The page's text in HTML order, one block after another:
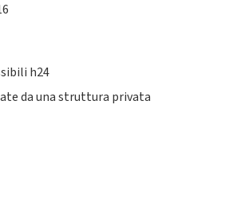
h24
da una struttura privata